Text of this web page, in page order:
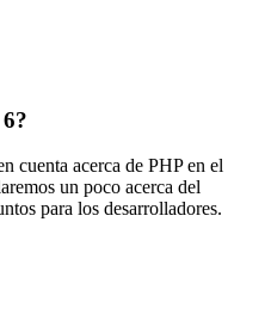
cuenta acerca de PHP en el
un poco acerca del
para los desarrolladores.